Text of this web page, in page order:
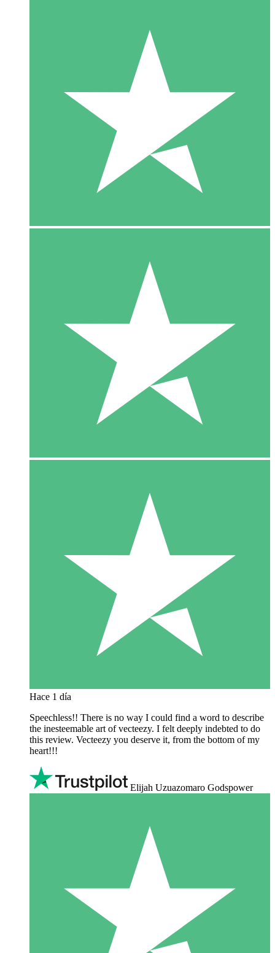
Hace 1 día
Speechless!! There is no way I could find a word to describe
the inesteemable art of vecteezy. I felt deeply indebted to do
this review. Vecteezy you deserve it, from the bottom of my
heart!!!
Elijah Uzuazomaro Godspower